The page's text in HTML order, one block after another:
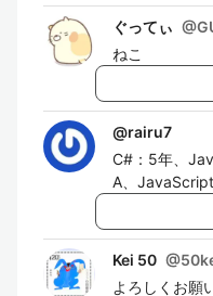
ぐってぃ @
ねこ
@rairu7
C#：5年、
A、
Kei 50 @
よろしくお願